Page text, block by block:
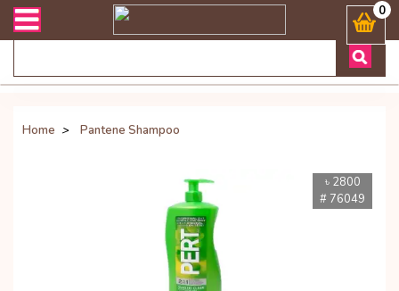
সংক্রান্ত যেকোনো জিজ্ঞাসায় কল করুনঃ ( Whatsapp ) 0
Home > Pantene Shampoo
৳ 2800
# 76049